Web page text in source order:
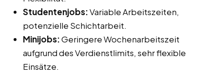
Studentenjobs:Variable Arbeitszeiten,
potenzielle Schichtarbeit.
Minijobs:Geringere Wochenarbeitszeit
aufgrund des Verdienstlimits, sehr flexible
Einsätze.